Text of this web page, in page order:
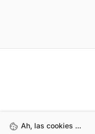
Ah, las cookies ...